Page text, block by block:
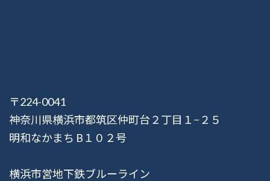
〒224-0041
神奈川県横浜市都筑区仲町台２丁目１−２５
明和なかまち B１０２号
横浜市営地下鉄ブルーライン